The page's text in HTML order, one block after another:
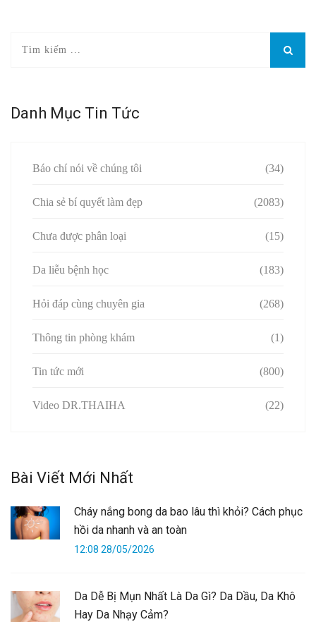
Danh Mục Tin Tức
Báo chí nói về chúng tôi (34)
Chia sẻ bí quyết làm đẹp (2083)
Chưa được phân loại (15)
Da liễu bệnh học (183)
Hỏi đáp cùng chuyên gia (268)
Thông tin phòng khám (1)
Tin tức mới (800)
Video DR.THAIHA (22)
Bài Viết Mới Nhất
Cháy nắng bong da bao lâu thì khỏi? Cách phục
hồi da nhanh và an toàn
12:08 28/05/2026
Da Dễ Bị Mụn Nhất Là Da Gì? Da Dầu, Da Khô
Hay Da Nhạy Cảm?